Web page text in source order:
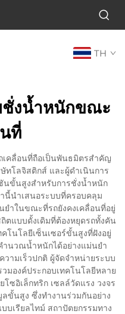
TH
ชั่งน้ำหนักขณะ
ที่
คลื่อนที่ถือเป็นพันธมิตรสำคัญ
ทโลจิสติกส์ และผู้ดำเนินการ
นขั้นสูงสำหรับการชั่งน้ำหนัก
นี้นำเสนอระบบที่ครอบคลุม
ำในขณะที่รถยังคงเคลื่อนที่อยู่
ตแบบดั้งเดิมที่ต้องหยุดรถทั้งคัน
โนโลยีเซ็นเซอร์ขั้นสูงที่ฝังอยู่
ำนวณน้ำหนักได้อย่างแม่นยำ
ามเร็วปกติ ผู้จัดจำหน่ายระบบ
มองค์ประกอบเทคโนโลยีหลาย
ซอิเล็กทริก เซลล์วัดแรง วงจร
ขั้นสูง ซึ่งทำงานร่วมกันอย่าง
บเรียลไทม์ สถาปัตยกรรมทาง